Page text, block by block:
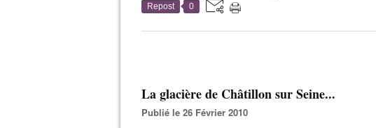
Repost 0
La glacière de Châtillon sur Seine...
Publié le 26 Février 2010